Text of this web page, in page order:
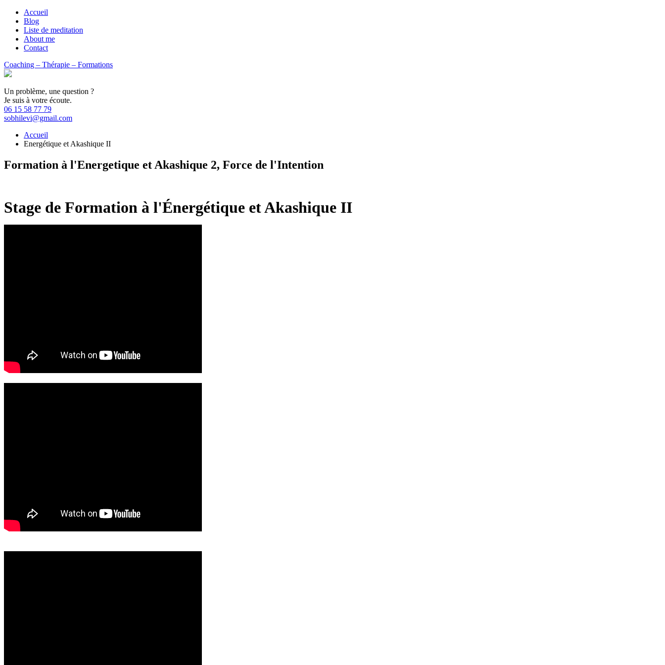
Accueil
Blog
Liste de meditation
About me
Contact
Coaching – Thérapie – Formations
Un problème, une question ?
Je suis à votre écoute.
06 15 58 77 79
sobhilevi@gmail.com
Accueil
Energétique et Akashique II
Formation à l'Energetique et Akashique 2, Force de l'Intention
Stage de Formation à l'Énergétique et Akashique II